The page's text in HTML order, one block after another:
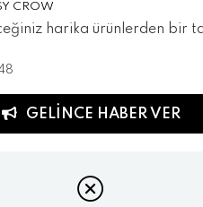
CROW
harika ürünlerden bir
GELINCE HABER VER